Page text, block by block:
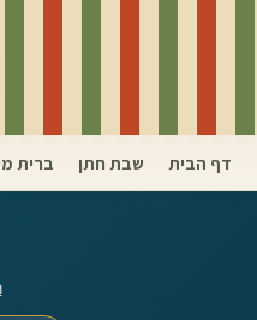
דף הבית שבת חתן ברית